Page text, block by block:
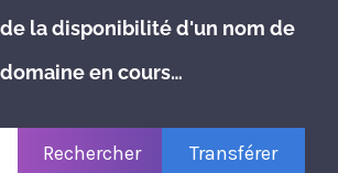
la disponibilité d'un nom de
domaine en cours…